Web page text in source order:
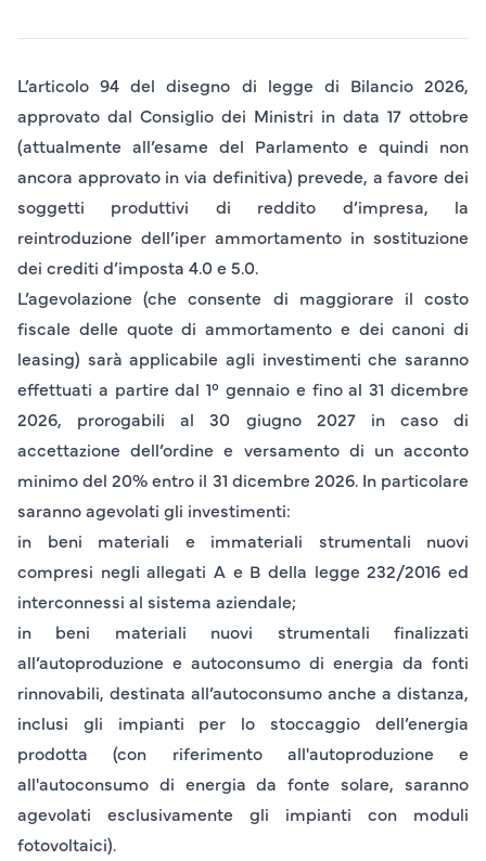
L’articolo 94 del disegno di legge di Bilancio 2026,
approvato dal Consiglio dei Ministri in data 17 ottobre
(attualmente all’esame del Parlamento e quindi non
ancora approvato in via definitiva) prevede, a favore dei
soggetti produttivi di reddito d’impresa, la
reintroduzione dell’iper ammortamento in sostituzione
dei crediti d’imposta 4.0 e 5.0.
L’agevolazione (che consente di maggiorare il costo
fiscale delle quote di ammortamento e dei canoni di
leasing) sarà applicabile agli investimentiche saranno
effettuati a partire dal 1° gennaio e fino al31 dicembre
2026, prorogabili al30 giugno 2027 in caso di
accettazione dell’ordine e versamento di un acconto
minimo del 20%entro il 31 dicembre 2026. In particolare
saranno agevolati gli investimenti:
in beni materiali e immateriali strumentali nuovi
compresi negli allegati A e B della legge 232/2016 ed
interconnessi al sistema aziendale;
in beni materiali nuovi strumentali finalizzati
all’autoproduzione e autoconsumo di energia da fonti
rinnovabili, destinata all’autoconsumo anche a distanza,
inclusi gli impianti per lo stoccaggio dell’energia
prodotta (con riferimento all'autoproduzione e
all'autoconsumo di energia da fonte solare, saranno
agevolati esclusivamente gli impianti con moduli
fotovoltaici).